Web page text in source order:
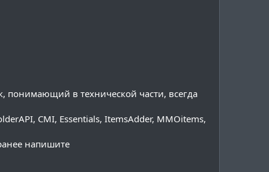
понимающий в технической части, всегда
CMI, Essentials, ItemsAdder, MMOitems,
напишите